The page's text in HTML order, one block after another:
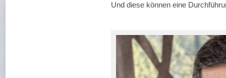
Und diese können eine